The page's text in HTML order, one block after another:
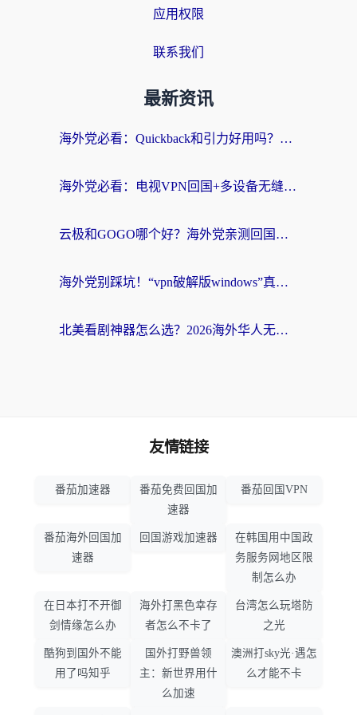
应用权限
联系我们
最新资讯
海外党必看：Quickback和引力好用吗？3分钟搞懂回国加速器怎么选
海外党必看：电视VPN回国+多设备无缝访问国内资源的实用指南
云极和GOGO哪个好？海外党亲测回国加速器选择指南（附iOS免费&Windows VPN实用技巧）
海外党别踩坑！“vpn破解版windows”真的能用？教你选对回国加速器无缝刷国内资源
北美看剧神器怎么选？2026海外华人无缝访问国内资源全攻略
友情链接
番茄加速器
番茄免费回国加
速器
番茄回国VPN
番茄海外回国加
速器
回国游戏加速器
在韩国用中国政
务服务网地区限
制怎么办
在日本打不开御
剑情缘怎么办
海外打黑色幸存
者怎么不卡了
台湾怎么玩塔防
之光
酷狗到国外不能
用了吗知乎
国外打野兽领
主：新世界用什
么加速
澳洲打sky光·遇怎
么才能不卡